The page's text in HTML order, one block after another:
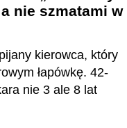
nie szmatami w
kierowca, który
łapówkę. 42-
nie 3 ale 8 lat